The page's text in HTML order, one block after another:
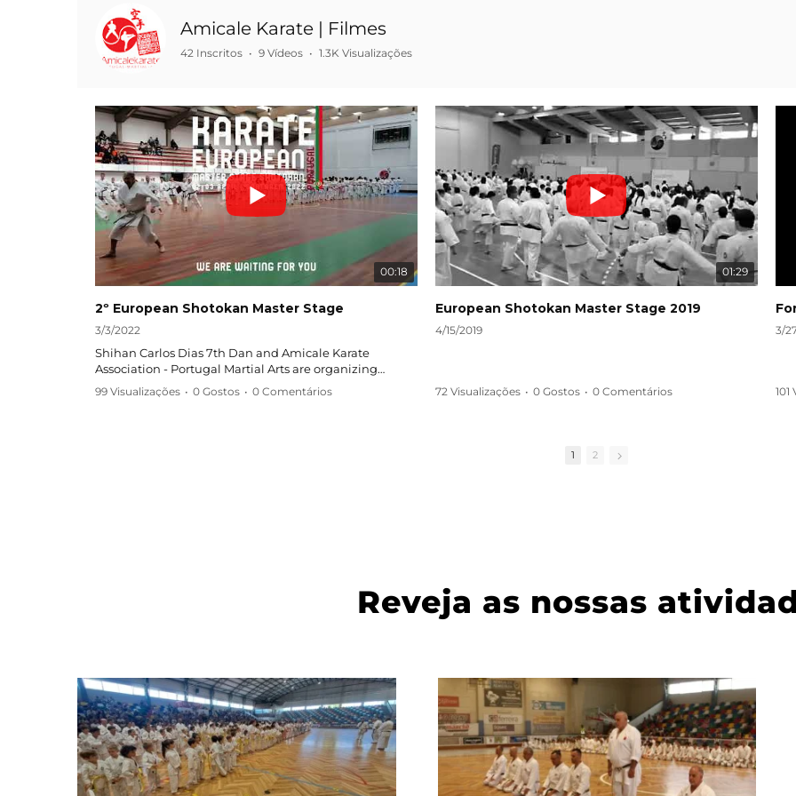
Amicale Karate | Filmes
42 Inscritos • 9 Vídeos • 1.3K Visualizações
00:18
2º European Shotokan Master Stage
3/3/2022
Shihan Carlos Dias 7th Dan and Amicale Karate
Association - Portugal Martial Arts are organizing
European Shotokan Master Stage!
The Master stage was thinked to be a very productive
99 Visualizações • 0 Gostos • 0 Comentários
01:29
European Shotokan Master Stage 2019
4/15/2019
72 Visualizações • 0 Gostos • 0 Comentários
3/
101
1 2
Reveja as nossas